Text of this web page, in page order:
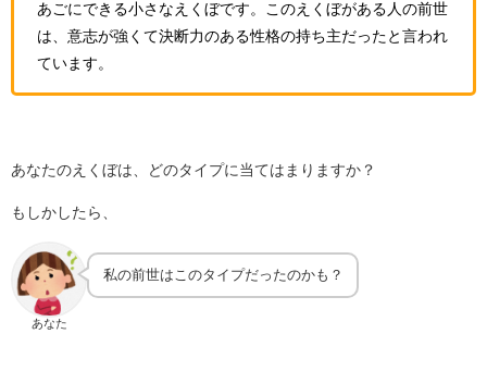
あごにできる小さなえくぼです。このえくぼがある人の前世
は、意志が強くて決断力のある性格の持ち主だったと言われ
ています。
あなたのえくぼは、どのタイプに当てはまりますか？
もしかしたら、
あなた
私の前世はこのタイプだったのかも？